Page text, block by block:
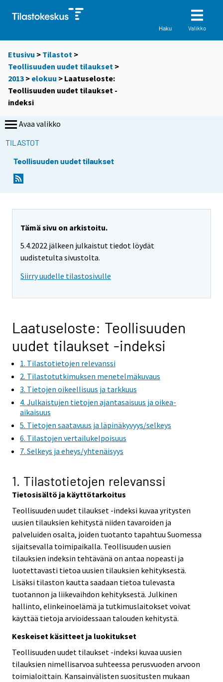
Haku Valikko
Etusivu > Tilastot >
Teollisuuden uudet tilaukset >
2013 > elokuu > Laatuseloste:
Teollisuuden uudet tilaukset -
indeksi
Avaa valikko
TILASTOT
Teollisuuden uudet tilaukset
Tämä sivu on arkistoitu.
5.4.2022 jälkeen julkaistut tiedot löydät
uudistetulta sivustolta.
Siirry uudelle tilastosivulle
Laatuseloste: Teollisuuden
uudet tilaukset -indeksi
1. Tilastotietojen relevanssi
2. Tilastotutkimuksen menetelmäkuvaus
3. Tietojen oikeellisuus ja tarkkuus
4. Julkaistujen tietojen ajantasaisuus ja oikea-
aikaisuus
5. Tietojen saatavuus ja läpinäkyvyys/selkeys
6. Tilastojen vertailukelpoisuus
7. Selkeys ja eheys/yhtenäisyys
1. Tilastotietojen relevanssi
Tietosisältö ja käyttötarkoitus
Teollisuuden uudet tilaukset -indeksi kuvaa yritysten
uusien tilauksien kehitystä niiden tavaroiden ja
palveluiden osalta, joiden tuotanto tapahtuu Suomessa
sijaitsevalla toimipaikalla. Teollisuuden uusien
tilauksien indeksin tehtävänä on antaa nopeasti ja
luotettavasti tietoa uusien tilauksien kehityksestä.
Lisäksi tilaston kautta saadaan tietoa tulevasta
tuotannon ja liikevaihdon kehityksestä. Julkinen
hallinto, elinkeinoelämä ja tutkimuslaitokset voivat
käyttää tietoja arvioidessaan talouden kehitystä.
Keskeiset käsitteet ja luokitukset
Teollisuuden uudet tilaukset -indeksi kuvaa uusien
tilauksien nimellisarvoa suhteessa perusvuoden arvoon
toimialoittain. Kansainvälisten suositusten mukaan